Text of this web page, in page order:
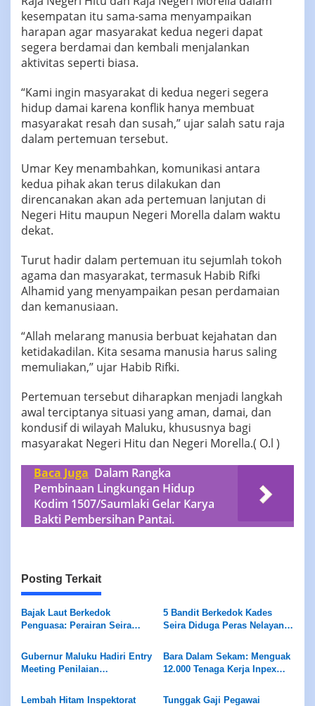
kesempatan itu sama-sama menyampaikan
harapan agar masyarakat kedua negeri dapat
segera berdamai dan kembali menjalankan
aktivitas seperti biasa.
“Kami ingin masyarakat di kedua negeri segera
hidup damai karena konflik hanya membuat
masyarakat resah dan susah,” ujar salah satu raja
dalam pertemuan tersebut.
Umar Key menambahkan, komunikasi antara
kedua pihak akan terus dilakukan dan
direncanakan akan ada pertemuan lanjutan di
Negeri Hitu maupun Negeri Morella dalam waktu
dekat.
Turut hadir dalam pertemuan itu sejumlah tokoh
agama dan masyarakat, termasuk Habib Rifki
Alhamid yang menyampaikan pesan perdamaian
dan kemanusiaan.
“Allah melarang manusia berbuat kejahatan dan
ketidakadilan. Kita sesama manusia harus saling
memuliakan,” ujar Habib Rifki.
Pertemuan tersebut diharapkan menjadi langkah
awal terciptanya situasi yang aman, damai, dan
kondusif di wilayah Maluku, khususnya bagi
masyarakat Negeri Hitu dan Negeri Morella.( O.l )
Baca Juga Dalam Rangka
Pembinaan Lingkungan Hidup
Kodim 1507/Saumlaki Gelar Karya
Bakti Pembersihan Pantai.
Posting Terkait
Bajak Laut Berkedok
Penguasa: Perairan Seira
Dirampok Habis!
5 Bandit Berkedok Kades
Seira Diduga Peras Nelayan
Gubernur Maluku Hadiri Entry
Meeting Penilaian
RI
Bara Dalam Sekam: Menguak
12.000 Tenaga Kerja Inpex
Lembah Hitam Inspektorat
Tunggak Gaji Pegawai